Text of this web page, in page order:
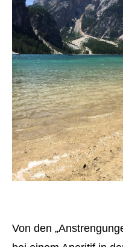
Von den